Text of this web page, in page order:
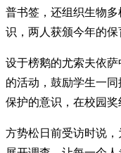
普书签，还组织生物
识，两人获颁今年的保
设于榜鹅的尤索夫依
的活动，鼓励学生一
保护的意识，在校园奖
方势松日前受访时说